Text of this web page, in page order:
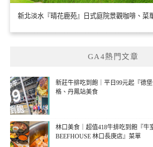
新北淡水『晴花鹿苑』日式庭院景觀咖啡、菜
GA4熱門文章
新莊牛排吃到飽｜平日99元起『德
格、丹鳳站美食
林口美食｜超值418牛排吃到飽『牛
BEEFHOUSE 林口長庚店』菜單